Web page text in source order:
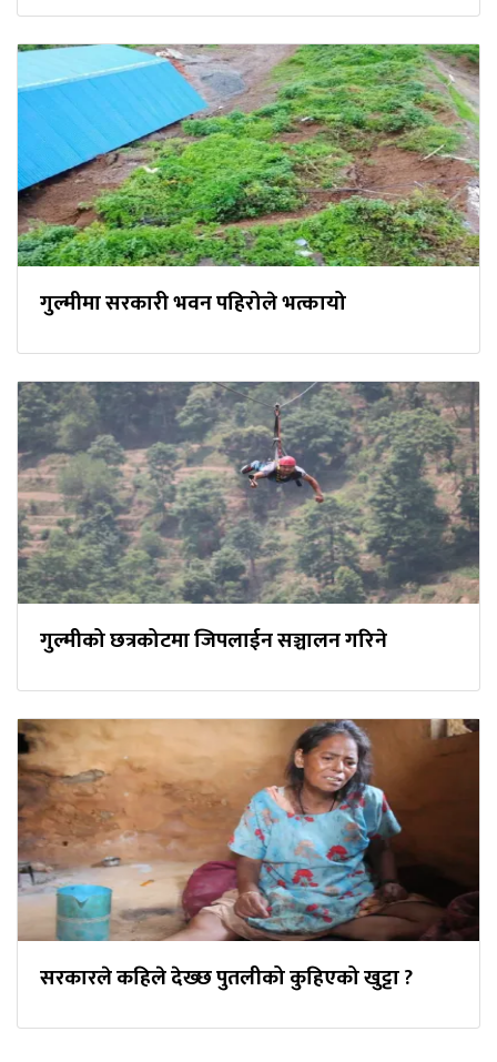
गुल्मीमा सरकारी भवन पहिरोले भत्कायो
गुल्मीको छत्रकोटमा जिपलाईन सञ्चालन गरिने
सरकारले कहिले देख्छ पुतलीको कुहिएको खुट्टा ?